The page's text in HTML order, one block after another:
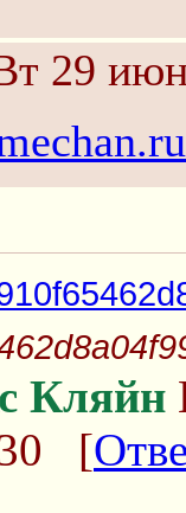
29
Кляйн
[